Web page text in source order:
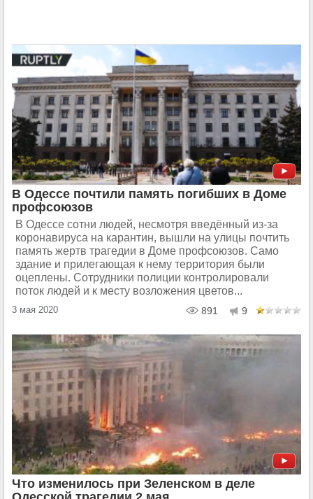
В Одессе почтили память погибших в Доме
профсоюзов
В Одессе сотни людей, несмотря введённый из-за
коронавируса на карантин, вышли на улицы почтить
память жертв трагедии в Доме профсоюзов. Само
здание и прилегающая к нему территория были
оцеплены. Сотрудники полиции контролировали
поток людей и к месту возложения цветов...
3 мая 2020 891 9
Что изменилось при Зеленском в деле